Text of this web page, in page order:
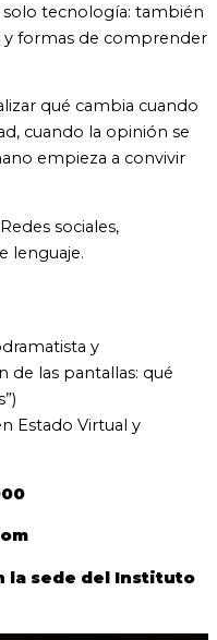
tecnología: también
y formas de comprender
qué cambia cuando
cuando la opinión se
empieza a convivir
sociales,
lenguaje.
y
de las pantallas: qué
Estado Virtual y
la sede del Instituto